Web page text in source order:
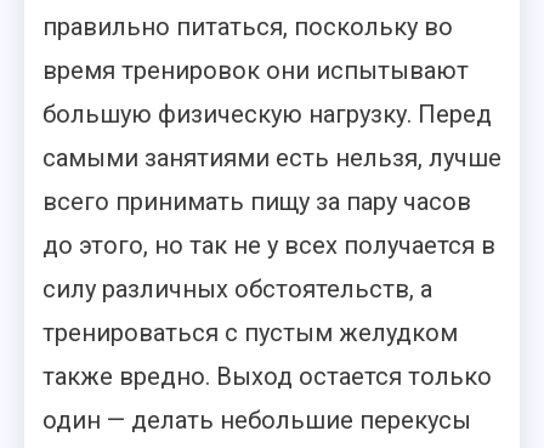
правильно питаться, поскольку во
время тренировок они испытывают
большую физическую нагрузку. Перед
самыми занятиями есть нельзя, лучше
всего принимать пищу за пару часов
до этого, но так не у всех получается в
силу различных обстоятельств, а
тренироваться с пустым желудком
также вредно. Выход остается только
один — делать небольшие перекусы